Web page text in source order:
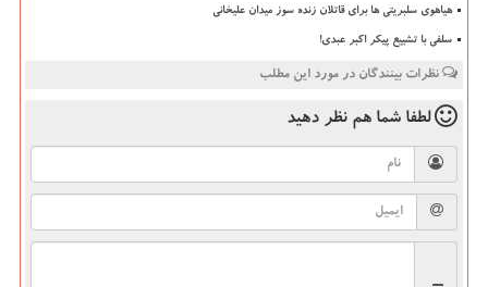
هیاهوی سلبریتی ها برای قاتلان زنده سوز میدان علیخانی
سلفی با تشییع پیکر اکبر عبدی!
نظرات بینندگان در مورد این مطلب
لطفا شما هم نظر دهید